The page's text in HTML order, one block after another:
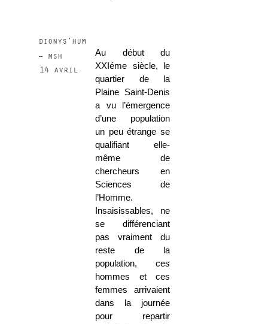
dionys’hum
– msh
14 avril
Au début du
XXIéme siècle, le
quartier de la
Plaine Saint-Denis
a vu l’émergence
d’une population
un peu étrange se
qualifiant elle-
même de
chercheurs en
Sciences de
l’Homme.
Insaisissables, ne
se différenciant
pas vraiment du
reste de la
population, ces
hommes et ces
femmes arrivaient
dans la journée
pour repartir